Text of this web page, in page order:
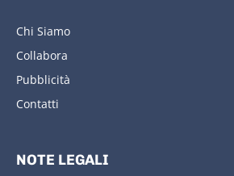
Chi Siamo
Collabora
Pubblicità
Contatti
NOTE LEGALI